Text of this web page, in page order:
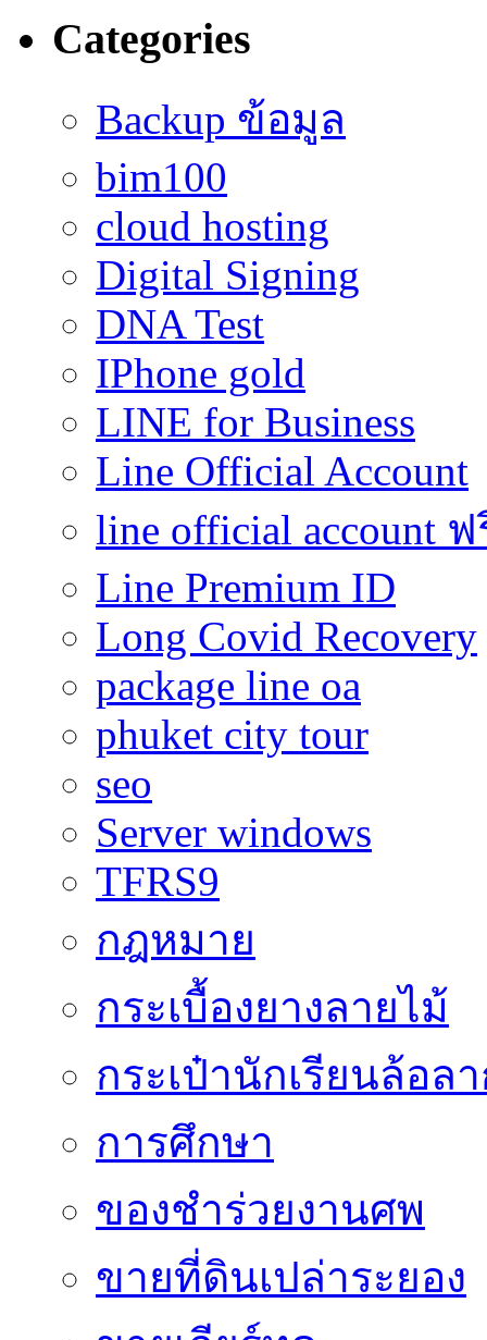
Categories
Backup ข้อมูล
bim100
cloud hosting
Digital Signing
DNA Test
IPhone gold
LINE for Business
Line Official Account
line official account
Line Premium ID
Long Covid Recovery
package line oa
phuket city tour
seo
Server windows
TFRS9
กฎหมาย
กระเบื้องยางลายไม้
กระเป๋านักเรียนล้อล
การศึกษา
ของชำร่วยงานศพ
ขายที่ดินเปล่าระยอง